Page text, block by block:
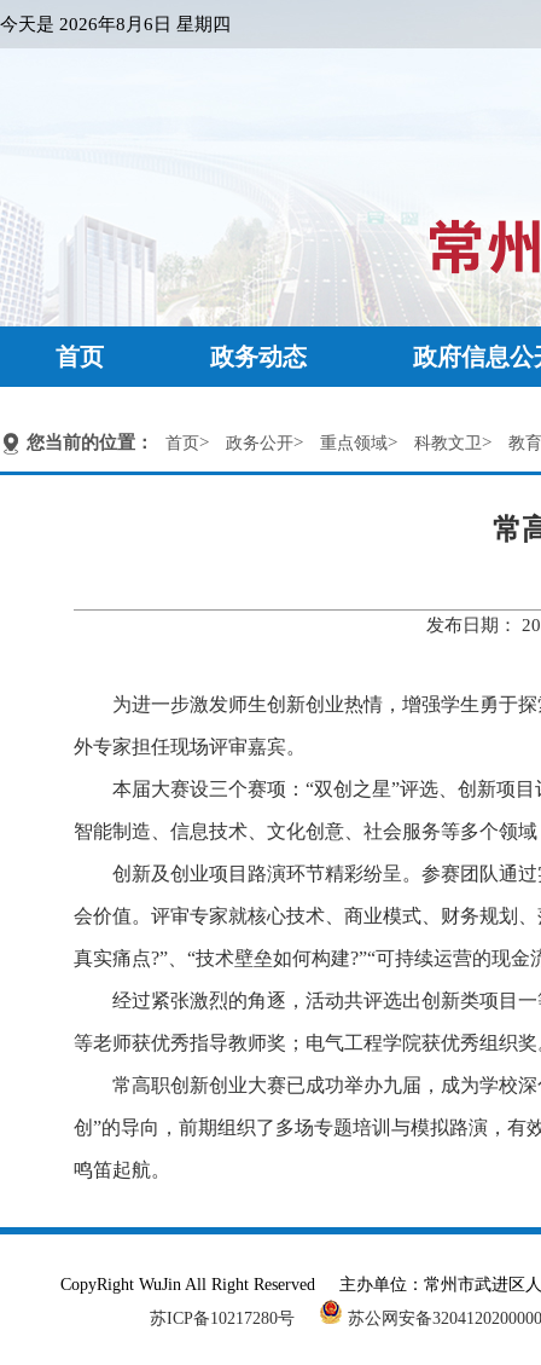
今天是 2026年8月6日 星期四
首页 政务动态 政府信息公
您当前的位置： 首页> 政务公开> 重点领域> 科教文卫> 教
常
发布日期：
为进一步激发师生创新创业热情，增强学生勇于
外专家担任现场评审嘉宾。
本届大赛设三个赛项：“双创之星”评选、创新项
智能制造、信息技术、文化创意、社会服务等多个领
创新及创业项目路演环节精彩纷呈。参赛团队通
会价值。评审专家就核心技术、商业模式、财务规划
真实痛点?”、“技术壁垒如何构建?”“可持续运营的现
经过紧张激烈的角逐，活动共评选出创新类项目
等老师获优秀指导教师奖；电气工程学院获优秀组织
常高职创新创业大赛已成功举办九届，成为学校
创”的导向，前期组织了多场专题培训与模拟路演，
鸣笛起航。
CopyRight WuJin All Right Reserved 主办单位：常州市武进
苏ICP备10217280号
苏公网安备